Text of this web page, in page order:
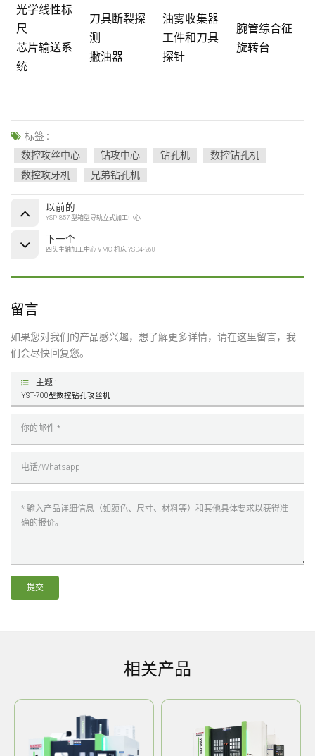
光学线性标
尺
芯片输送系
统
刀具断裂探
测
撇油器
油雾收集器
工件和刀具
探针
腕管综合征
旋转台
标签 :
数控攻丝中心
钻攻中心 钻孔机
数控钻孔机
数控攻牙机
兄弟钻孔机
以前的
YSP-857 型箱型导轨立式加工中心
下一个
四头主轴加工中心 VMC 机床 YSD4-260
留言
如果您对我们的产品感兴趣，想了解更多详情，请在这里留言，我
们会尽快回复您。
主题 :
YST-700型数控钻孔攻丝机
提交
相关产品